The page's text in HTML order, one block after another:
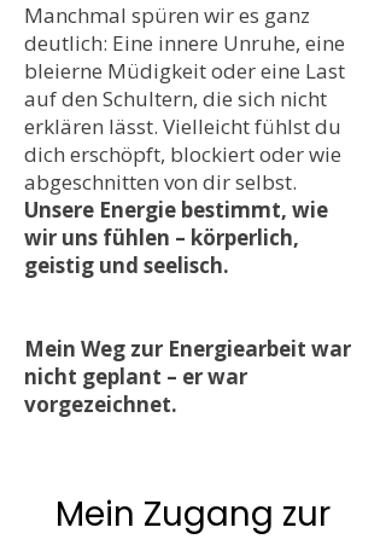
Manchmal spüren wir es ganz
deutlich: Eine innere Unruhe, eine
bleierne Müdigkeit oder eine Last
auf den Schultern, die sich nicht
erklären lässt. Vielleicht fühlst du
dich erschöpft, blockiert oder wie
abgeschnitten von dir selbst.
Unsere Energie bestimmt, wie
wir uns fühlen – körperlich,
geistig und seelisch.
Mein Weg zur Energiearbeit war
nicht geplant – er war
vorgezeichnet.
Mein Zugang zur